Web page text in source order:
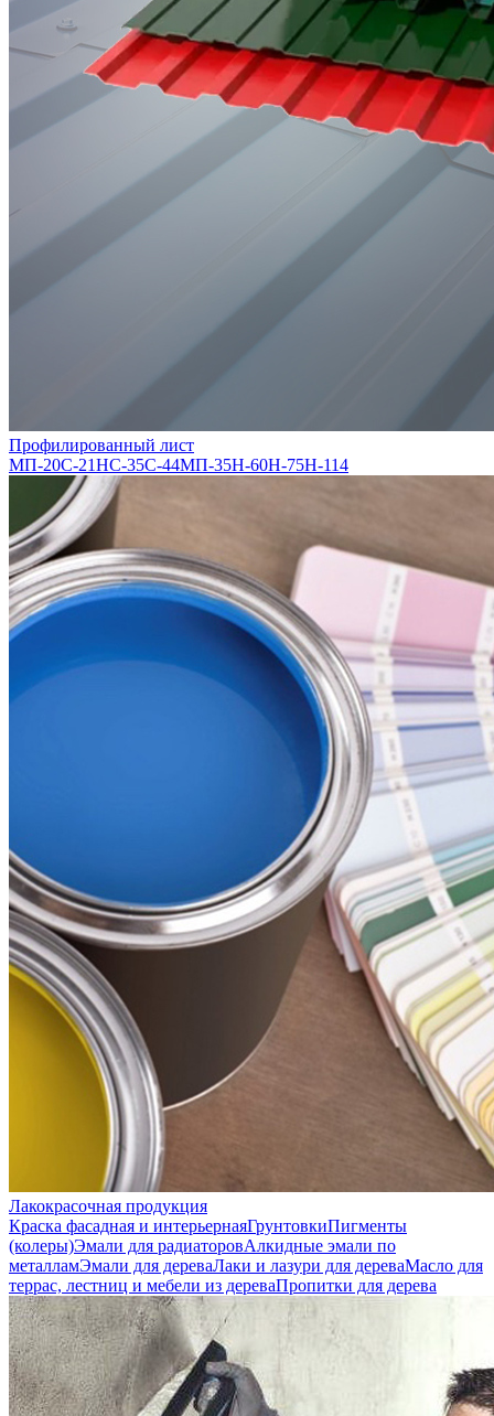
Профилированный лист
МП-20С-21НС-35С-44МП-35Н-60Н-75Н-114
Лакокрасочная продукция
Краска фасадная и интерьернаяГрунтовкиПигменты
(колеры)Эмали для радиаторовАлкидные эмали по
металламЭмали для дереваЛаки и лазури для дереваМасло для
террас, лестниц и мебели из дереваПропитки для дерева